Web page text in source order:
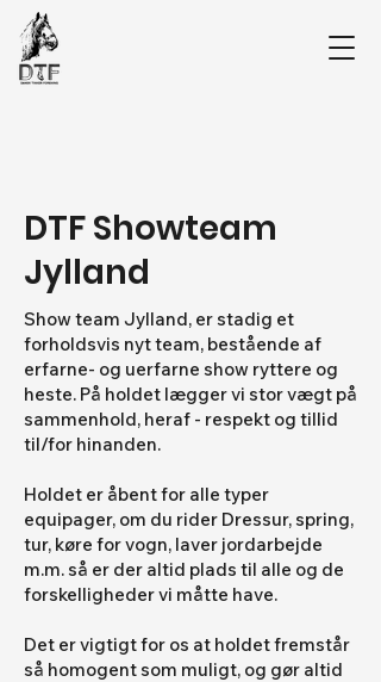
DTF Showteam
Jylland
Show team Jylland, er stadig et
forholdsvis nyt team, bestående af
erfarne- og uerfarne show ryttere og
heste. På holdet lægger vi stor vægt på
sammenhold, heraf - respekt og tillid
til/for hinanden.
Holdet er åbent for alle typer
equipager, om du rider Dressur, spring,
tur, køre for vogn, laver jordarbejde
m.m. så er der altid plads til alle og de
forskelligheder vi måtte have.
Det er vigtigt for os at holdet fremstår
så homogent som muligt, og gør altid